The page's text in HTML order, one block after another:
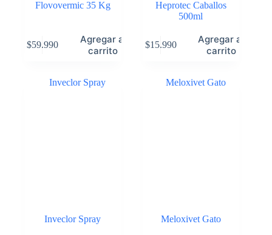
Flovovermic 35 Kg
$59.990
Agregar al
carrito
Heprotec Caballos
500ml
$15.990
Agregar al
carrito
Inveclor Spray Meloxivet Gato